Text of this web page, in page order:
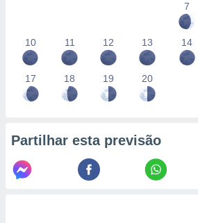
7
10 11 12 13 14
17 18 19 20
Partilhar esta previsão